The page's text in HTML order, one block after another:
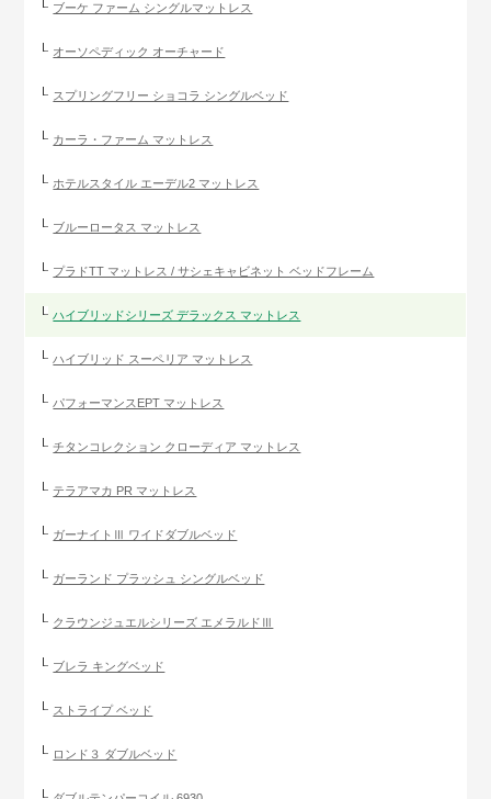
ブーケ ファーム シングルマットレス
オーソペディック オーチャード
スプリングフリー ショコラ シングルベッド
カーラ・ファーム マットレス
ホテルスタイル エーデル2 マットレス
ブルーロータス マットレス
プラドTT マットレス / サシェキャビネット ベッドフレーム
ハイブリッドシリーズ デラックス マットレス
ハイブリッド スーペリア マットレス
パフォーマンスEPT マットレス
チタンコレクション クローディア マットレス
テラアマカ PR マットレス
ガーナイトⅢ ワイドダブルベッド
ガーランド プラッシュ シングルベッド
クラウンジュエルシリーズ エメラルドⅢ
ブレラ キングベッド
ストライプ ベッド
ロンド３ ダブルベッド